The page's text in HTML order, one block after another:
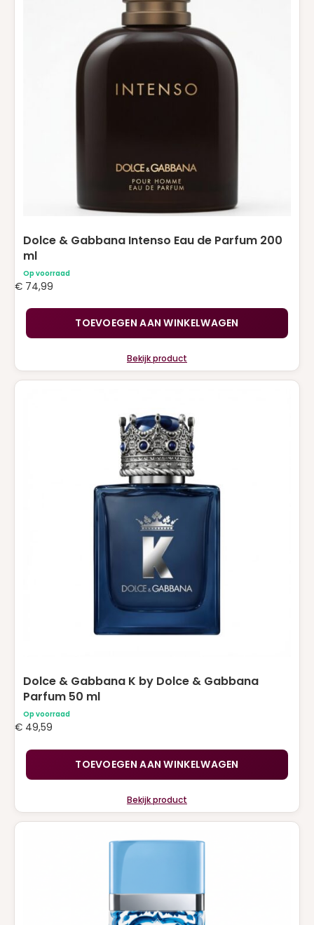
Dolce & Gabbana Intenso Eau de Parfum 200
ml
Op voorraad
€ 74,99
TOEVOEGEN AAN WINKELWAGEN
Bekijk product
Dolce & Gabbana K by Dolce & Gabbana
Parfum 50 ml
Op voorraad
€ 49,59
TOEVOEGEN AAN WINKELWAGEN
Bekijk product